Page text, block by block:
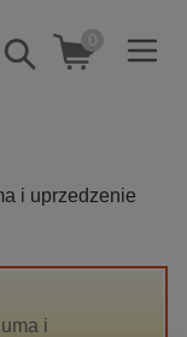
Pokaż/schowaj
wyszukiwarkę
0
i uprzedzenie
i